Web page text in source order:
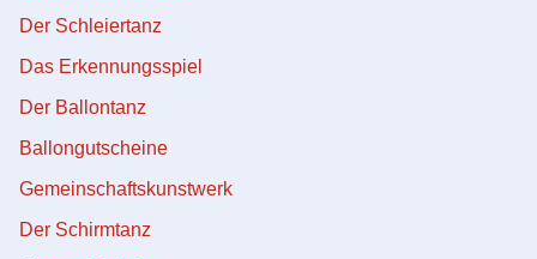
Der Schleiertanz
Das Erkennungsspiel
Der Ballontanz
Ballongutscheine
Gemeinschaftskunstwerk
Der Schirmtanz